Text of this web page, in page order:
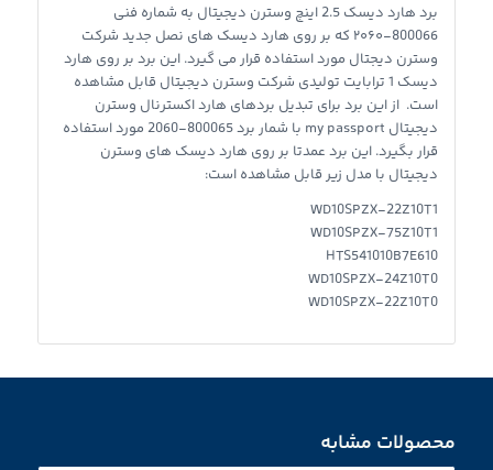
برد هارد دیسک 2.5 اینچ وسترن دیجیتال به شماره فنی
800066-۲۰۶۰ که بر روی هارد دیسک های نصل جدید شرکت
وسترن دیجتال مورد استفاده قرار می گیرد. این برد بر روی هارد
دیسک 1 ترابایت تولیدی شرکت وسترن دیجیتال قابل مشاهده
است. از این برد برای تبدیل بردهای هارد اکسترنال وسترن
دیجیتال my passport با شمار برد 800065-2060 مورد استفاده
قرار بگیرد. این برد عمدتا بر روی هارد دیسک های وسترن
دیجیتال با مدل زیر قابل مشاهده است:
WD10SPZX-22Z10T1
WD10SPZX-75Z10T1
HTS541010B7E610
WD10SPZX-24Z10T0
WD10SPZX-22Z10T0
محصولات مشابه